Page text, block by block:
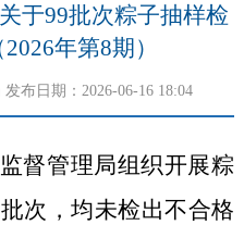
于99批次粽子抽样检
年第8期）
发布日期：2026-06-16 18:04
督管理局组织开展粽
批次，均未检出不合格